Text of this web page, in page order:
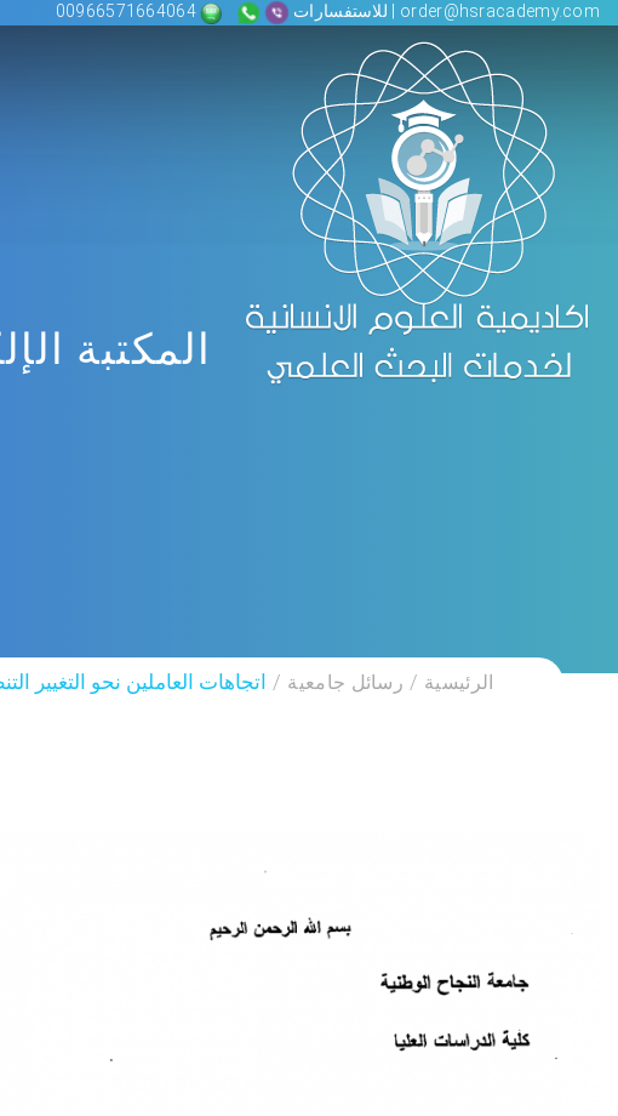
order@hsracademy.com | للاستفسارات 00966571664064
المكتبة
الرئيسية رسائل جامعية اتجاهات العاملين نحو